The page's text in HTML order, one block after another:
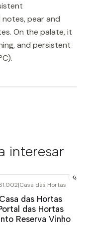
notes, pear and
On the palate, it
and persistent
interesar
|Casa das Hortas
Casa das Hortas
das Hortas
Reserva Vinho